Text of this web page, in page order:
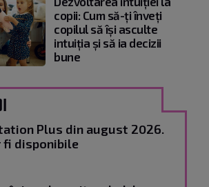
copii: Cum să-ți înveți
copilul să își asculte
intuiția și să ia decizii
bune
Plus din august 2026.
disponibile